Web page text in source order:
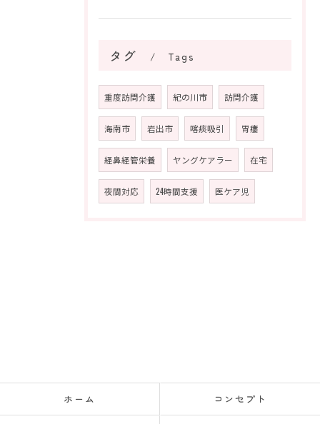
タグ Tags
重度訪問介護 紀の川市 訪問介護
海南市 岩出市 喀痰吸引 胃瘻
経鼻経管栄養 ヤングケアラー 在宅
夜間対応 24時間支援 医ケア児
ホーム コンセプト